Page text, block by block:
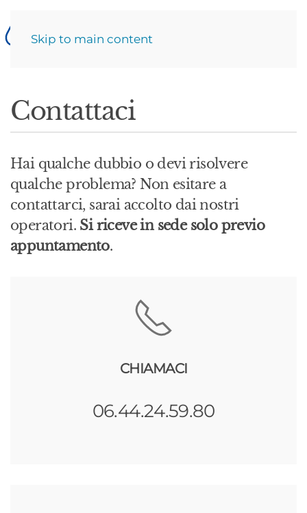
Skip to main content
Contattaci
Hai qualche dubbio o devi risolvere
qualche problema? Non esitare a
contattarci, sarai accolto dai nostri
operatori. Si riceve in sede solo previo
appuntamento.
CHIAMACI
06.44.24.59.80